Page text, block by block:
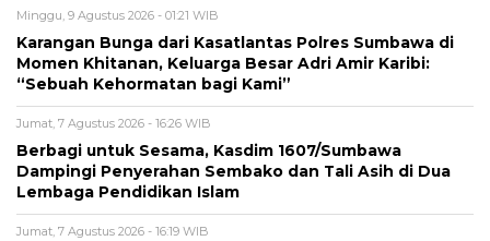
Minggu, 9 Agustus 2026 - 01:21 WIB
Karangan Bunga dari Kasatlantas Polres Sumbawa di
Momen Khitanan, Keluarga Besar Adri Amir Karibi:
“Sebuah Kehormatan bagi Kami”
Jumat, 7 Agustus 2026 - 16:26 WIB
Berbagi untuk Sesama, Kasdim 1607/Sumbawa
Dampingi Penyerahan Sembako dan Tali Asih di Dua
Lembaga Pendidikan Islam
Jumat, 7 Agustus 2026 - 16:19 WIB